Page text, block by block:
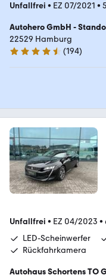
Unfallfrei • EZ 07/2021 •
Autohero GmbH -
22529 Hamburg
4.6 Sterne
(194)
Unfallfrei • EZ 04/2023 •
LED-Scheinwerfer
Rückfahrkamera
Autohaus Schortens TO